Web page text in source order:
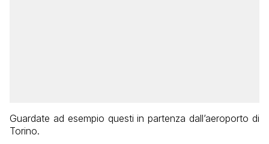
Guardate ad esempio questi in partenza dall’aeroporto di
Torino.